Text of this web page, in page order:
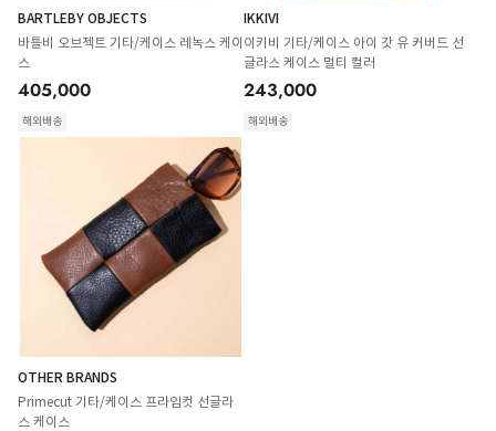
BARTLEBY OBJECTS
바틀비 오브젝트 기타/케이스 레녹스 케이
스
405,000
해외배송
IKKIVI
이키비 기타/케이스 아이 갓 유 커버드 선
글라스 케이스 멀티 컬러
243,000
해외배송
OTHER BRANDS
Primecut 기타/케이스 프라임컷 선글라
스 케이스